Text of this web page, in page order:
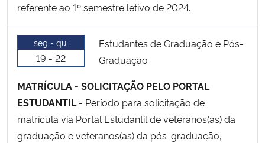
referente ao 1º semestre letivo de 2024.
seg - qui
19 - 22
Estudantes de Graduação e Pós-
Graduação
MATRÍCULA - SOLICITAÇÃO PELO PORTAL
ESTUDANTIL- Período para solicitação de
matrícula via Portal Estudantil de veteranos(as) da
graduação e veteranos(as) da pós-graduação,